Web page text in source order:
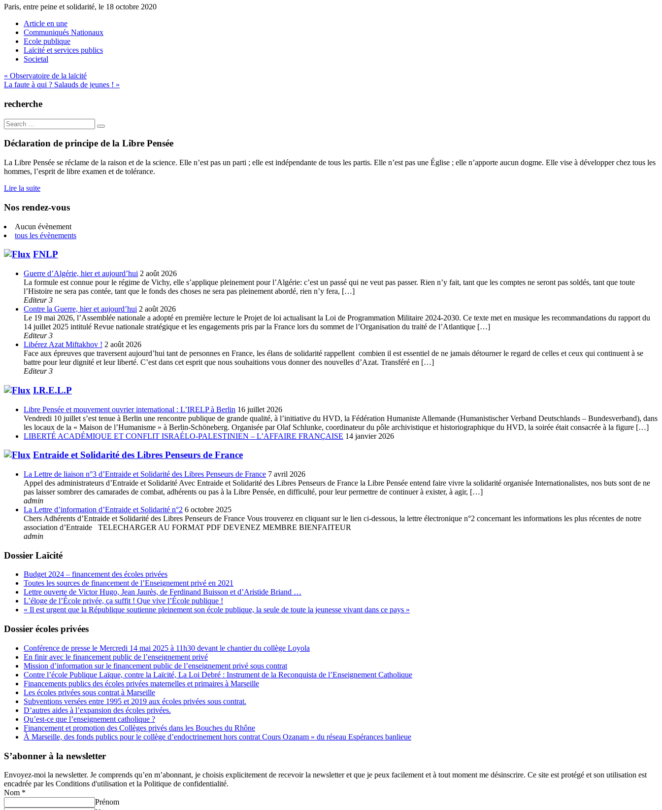
Paris, entre peine et solidarité, le 18 octobre 2020
Article en une
Communiqués Nationaux
Ecole publique
Laïcité et services publics
Societal
Navigation
de
l’article
« Observatoire de la laïcité
La faute à qui ? Salauds de jeunes ! »
recherche
Search
for:
Déclaration de principe de la Libre Pensée
La Libre Pensée se réclame de la raison et de la science. Elle n’est pas un parti ; elle est indépendante de tous les partis. Elle n’est pas une Église ; elle n’apporte aucun dogme. Elle vise à développer chez tous les
hommes, l’esprit de libre examen et de tolérance.
Lire la suite
Nos rendez-vous
Aucun évènement
tous les évènements
FNLP
Guerre d’Algérie, hier et aujourd’hui 2 août 2026
La formule est connue pour le régime de Vichy, elle s’applique pleinement pour l’Algérie: c’est un passé qui ne veut pas passer. Rien n’y fait, tant que les comptes ne seront pas soldés, tant que toute
l’Histoire ne sera pas contée, tant que le fonds des choses ne sera pas pleinement abordé, rien n’y fera, […]
Editeur 3
Contre la Guerre, hier et aujourd’hui 2 août 2026
Le 19 mai 2026, l’Assemblée nationale a adopté en première lecture le Projet de loi actualisant la Loi de Programmation Militaire 2024-2030. Ce texte met en musique les recommandations du rapport du
14 juillet 2025 intitulé Revue nationale stratégique et les engagements pris par la France lors du sommet de l’Organisation du traité de l’Atlantique […]
Editeur 3
Libérez Azat Miftakhov ! 2 août 2026
Face aux épreuves que traversent aujourd’hui tant de personnes en France, les élans de solidarité rappellent combien il est essentiel de ne jamais détourner le regard de celles et ceux qui continuent à se
battre pour leur dignité et leur liberté. C’est dans cet esprit que nous souhaitions vous donner des nouvelles d’Azat. Transféré en […]
Editeur 3
I.R.E.L.P
Libre Pensée et mouvement ouvrier international : L’IRELP à Berlin 16 juillet 2026
Vendredi 10 juillet s’est tenue à Berlin une rencontre publique de grande qualité, à l’initiative du HVD, la Fédération Humaniste Allemande (Humanistischer Verband Deutschlands – Bundesverband), dans
les locaux de la « Maison de l’Humanisme » à Berlin-Schöneberg. Organisée par Olaf Schlunke, coordinateur du pôle archivistique et historiographique du HVD, la soirée était consacrée à la figure […]
LIBERTÉ ACADÉMIQUE ET CONFLIT ISRAÉLO-PALESTINIEN – L’AFFAIRE FRANÇAISE 14 janvier 2026
Entraide et Solidarité des Libres Penseurs de France
La Lettre de liaison n°3 d’Entraide et Solidarité des Libres Penseurs de France 7 avril 2026
Appel des administrateurs d’Entraide et Solidarité Avec Entraide et Solidarité des Libres Penseurs de France la Libre Pensée entend faire vivre la solidarité organisée Internationalistes, nos buts sont de ne
pas laisser sombrer des camarades de combat, adhérents ou pas à la Libre Pensée, en difficulté, pour leur permettre de continuer à exister, à agir, […]
admin
La Lettre d’information d’Entraide et Solidarité n°2 6 octobre 2025
Chers Adhérents d’Entraide et Solidarité des Libres Penseurs de France Vous trouverez en cliquant sur le lien ci-dessous, la lettre électronique n°2 concernant les informations les plus récentes de notre
association d’Entraide TELECHARGER AU FORMAT PDF DEVENEZ MEMBRE BIENFAITEUR
admin
Dossier Laïcité
Budget 2024 – financement des écoles privées
Toutes les sources de financement de l’Enseignement privé en 2021
Lettre ouverte de Victor Hugo, Jean Jaurès, de Ferdinand Buisson et d’Aristide Briand …
L’éloge de l’École privée, ça suffit ! Que vive l’École publique !
« Il est urgent que la République soutienne pleinement son école publique, la seule de toute la jeunesse vivant dans ce pays »
Dossier écoles privées
Conférence de presse le Mercredi 14 mai 2025 à 11h30 devant le chantier du collège Loyola
En finir avec le financement public de l’enseignement privé
Mission d’information sur le financement public de l’enseignement privé sous contrat
Contre l’école Publique Laïque, contre la Laïcité, La Loi Debré : Instrument de la Reconquista de l’Enseignement Catholique
Financements publics des écoles privées maternelles et primaires à Marseille
Les écoles privées sous contrat à Marseille
Subventions versées entre 1995 et 2019 aux écoles privées sous contrat.
D’autres aides à l’expansion des écoles privées.
Qu’est-ce que l’enseignement catholique ?
Financement et promotion des Collèges privés dans les Bouches du Rhône
À Marseille, des fonds publics pour le collège d’endoctrinement hors contrat Cours Ozanam » du réseau Espérances banlieue
S’abonner à la newsletter
Envoyez-moi la newsletter. Je comprends qu’en m’abonnant, je choisis explicitement de recevoir la newsletter et que je peux facilement et à tout moment me désinscrire. Ce site est protégé et son utilisation est
encadrée par les Conditions d'utilisation et la Politique de confidentialité.
Nom *
Prénom